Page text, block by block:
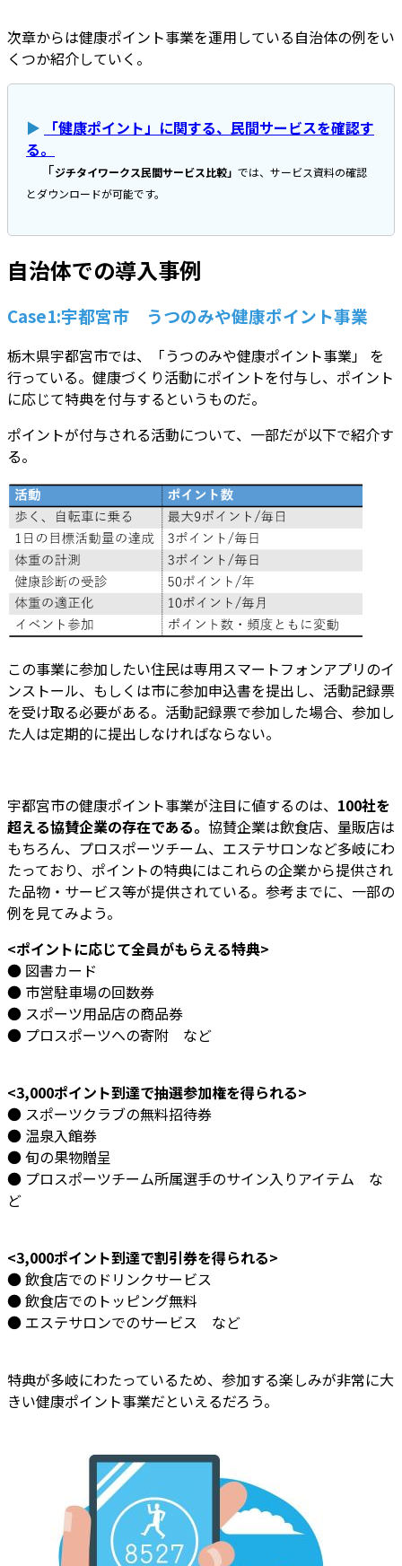
次章からは健康ポイント事業を運用している自治体の例をい
くつか紹介していく。
▶
「健康ポイント」に関する、民間サービスを確認す
る。
「ジチタイワークス民間サービス比較」 では、サービス資料の確認
とダウンロードが可能です。
自治体での導入事例
Case1:宇都宮市 うつのみや健康ポイント事業
栃木県宇都宮市では、「うつのみや健康ポイント事業」 を
行っている。健康づくり活動にポイントを付与し、ポイント
に応じて特典を付与するというものだ。
ポイントが付与される活動について、一部だが以下で紹介す
る。
この事業に参加したい住民は専用スマートフォンアプリのイ
ンストール、もしくは市に参加申込書を提出し、活動記録票
を受け取る必要がある。活動記録票で参加した場合、参加し
た人は定期的に提出しなければならない。
宇都宮市の健康ポイント事業が注目に値するのは、 100社を
超える協賛企業の存在である。 協賛企業は飲食店、量販店は
もちろん、プロスポーツチーム、エステサロンなど多岐にわ
たっており、ポイントの特典にはこれらの企業から提供され
た品物・サービス等が提供されている。参考までに、一部の
例を見てみよう。
<ポイントに応じて全員がもらえる特典>
● 図書カード
● 市営駐車場の回数券
● スポーツ用品店の商品券
● プロスポーツへの寄附 など
<3,000ポイント到達で抽選参加権を得られる>
● スポーツクラブの無料招待券
● 温泉入館券
● 旬の果物贈呈
● プロスポーツチーム所属選手のサイン入りアイテム な
ど
<3,000ポイント到達で割引券を得られる>
● 飲食店でのドリンクサービス
● 飲食店でのトッピング無料
● エステサロンでのサービス など
特典が多岐にわたっているため、参加する楽しみが非常に大
きい健康ポイント事業だといえるだろう。